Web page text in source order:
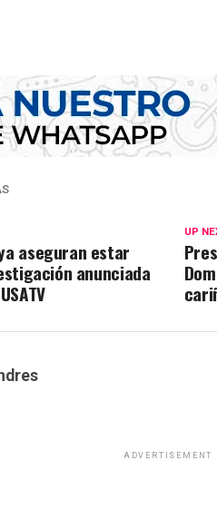
UP
aseguran estar
anunciada
ADVERTISEMENT